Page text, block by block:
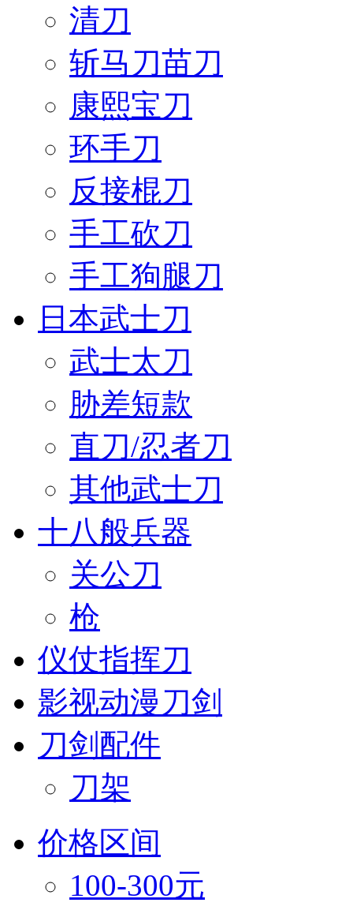
清刀
斩马刀苗刀
康熙宝刀
环手刀
反接棍刀
手工砍刀
手工狗腿刀
日本武士刀
武士太刀
胁差短款
直刀/忍者刀
其他武士刀
十八般兵器
关公刀
枪
仪仗指挥刀
影视动漫刀剑
刀剑配件
刀架
价格区间
100-300元